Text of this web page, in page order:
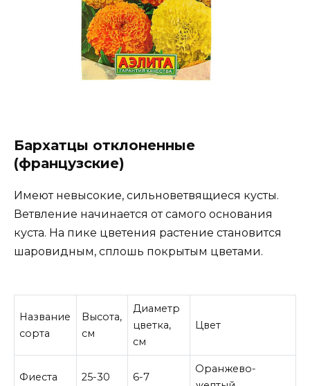
Бархатцы отклоненные
(французские)
Имеют невысокие, сильноветвящиеся кусты.
Ветвление начинается от самого основания
куста. На пике цветения растение становится
шаровидным, сплошь покрытым цветами.
Название
сорта
Высота,
см
Диаметр
цветка,
см
Цвет
Фиеста 25-30 6-7
Оранжево-